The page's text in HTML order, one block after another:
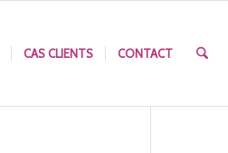
CAS CLIENTS CONTACT